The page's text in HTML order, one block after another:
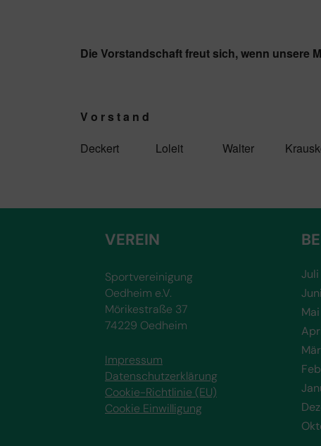
Die Vorstandschaft freut sich, wenn unsere
V o r s t a n d
Deckert Loleit Walter
VEREIN
Sportvereinigung
Oedheim e.V.
Mörikestraße 37
74229 Oedheim
Impressum
Datenschutzerklärung
Cookie-Richtlinie (EU)
Cookie Einwilligung